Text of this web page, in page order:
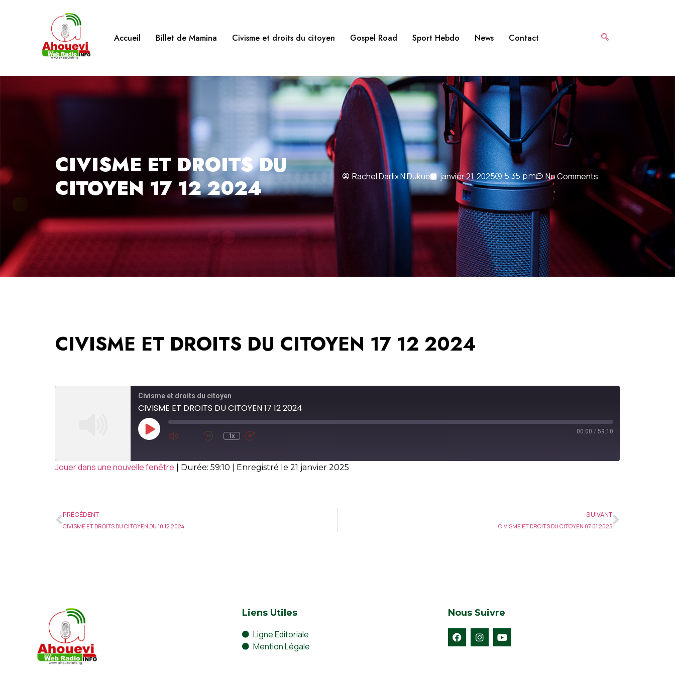
Accueil Billet de Mamina Civisme et droits du citoyen Gospel Road Sport Hebdo News Contact
CIVISME ET DROITS DU
CITOYEN 17 12 2024
Rachel Darlix N'Dukue janvier 21, 2025 5:35 pm No Comments
CIVISME ET DROITS DU CITOYEN 17 12 2024
Civisme et droits du citoyen
CIVISME ET DROITS DU CITOYEN 17 12 2024
1x 00:00 / 59:10
Jouer dans une nouvelle fenêtre Durée: 59:10 Enregistré le 21 janvier 2025
PRÉCÉDENT
CIVISME ET DROITS DU CITOYEN DU 10 12 2024
SUIVANT
CIVISME ET DROITS DU CITOYEN 07 01 2025
Liens Utiles
Ligne Editoriale
Mention Légale
Nous Suivre